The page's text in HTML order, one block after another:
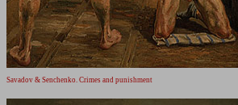
Savadov & Senchenko. Crimes and punishment